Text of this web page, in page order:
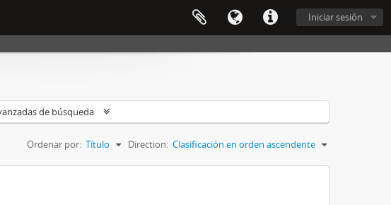
Iniciar sesión
de búsqueda
Ordenar por: Título Direction: Clasificación en orden ascendente